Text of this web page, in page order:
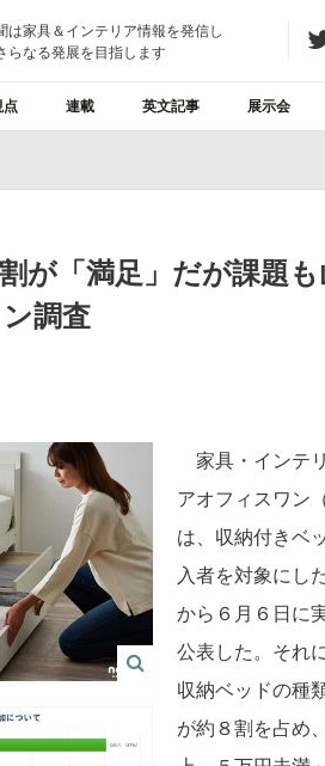
は家具＆インテリア情報を発信し
らなる発展を目指します
点 連載 英文記事 展示会
が「満足」だが課題
調査
家具・インテ
アオフィスワン
は、収納付きベ
入者を対象にし
から６月６日に
公表した。それ
収納ベッドの種
が約８割を占め